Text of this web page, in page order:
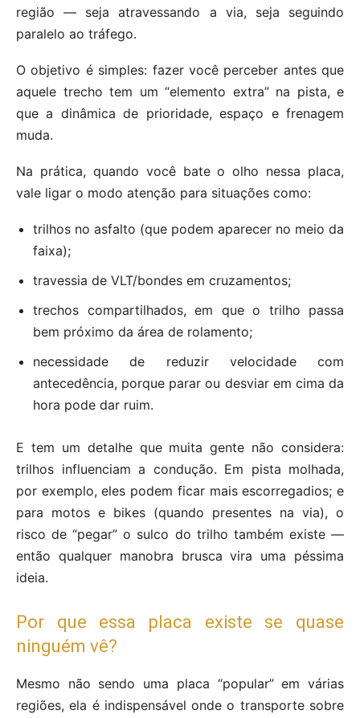
região — seja atravessando a via, seja seguindo
paralelo ao tráfego.
O objetivo é simples: fazer você perceber antes que
aquele trecho tem um “elemento extra” na pista, e
que a dinâmica de prioridade, espaço e frenagem
muda.
Na prática, quando você bate o olho nessa placa,
vale ligar o modo atenção para situações como:
trilhos no asfalto (que podem aparecer no meio da
faixa);
travessia de VLT/bondes em cruzamentos;
trechos compartilhados, em que o trilho passa
bem próximo da área de rolamento;
necessidade de reduzir velocidade com
antecedência, porque parar ou desviar em cima da
hora pode dar ruim.
E tem um detalhe que muita gente não considera:
trilhos influenciam a condução. Em pista molhada,
por exemplo, eles podem ficar mais escorregadios; e
para motos e bikes (quando presentes na via), o
risco de “pegar” o sulco do trilho também existe —
então qualquer manobra brusca vira uma péssima
ideia.
Por que essa placa existe se quase
ninguém vê?
Mesmo não sendo uma placa “popular” em várias
regiões, ela é indispensável onde o transporte sobre